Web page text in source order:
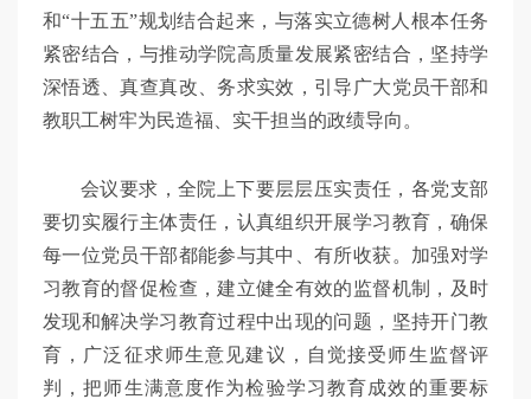
和“十五五”规划结合起来，与落实立德树人根本任务
紧密结合，与推动学院高质量发展紧密结合，坚持学
深悟透、真查真改、务求实效，引导广大党员干部和
教职工树牢为民造福、实干担当的政绩导向。
会议要求，全院上下要层层压实责任，各党支部
要切实履行主体责任，认真组织开展学习教育，确保
每一位党员干部都能参与其中、有所收获。加强对学
习教育的督促检查，建立健全有效的监督机制，及时
发现和解决学习教育过程中出现的问题，坚持开门教
育，广泛征求师生意见建议，自觉接受师生监督评
判，把师生满意度作为检验学习教育成效的重要标